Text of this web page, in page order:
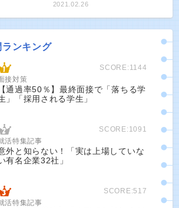
2021.02.26
ンキング
SCORE:1144
接対策
【通過率50％】最終面接で「落ちる学
」「採用される学生」
SCORE:1091
活特集記事
外と知らない！「実は上場していな
有名企業32社」
SCORE:517
活特集記事